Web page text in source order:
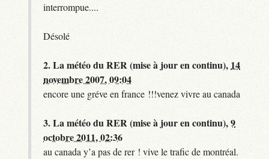
interrompue....
Désolé
2.La météo du RER (mise à jour en continu), 14
novembre 2007, 09:04
encore une gréve en france !!!venez vivre au canada
3.La météo du RER (mise à jour en continu),9
octobre 2011, 02:36
au canada y’a pas de rer ! vive le trafic de montréal.